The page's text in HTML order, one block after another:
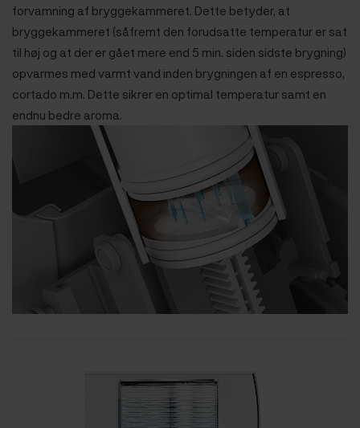
forvamning af bryggekammeret. Dette betyder, at
bryggekammeret (såfremt den forudsatte temperatur er sat
til høj og at der er gået mere end 5 min. siden sidste brygning)
opvarmes med varmt vand inden brygningen af en espresso,
cortado m.m. Dette sikrer en optimal temperatur samt en
endnu bedre aroma.